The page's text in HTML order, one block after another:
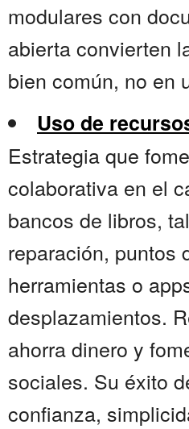
modulares con
abierta convierten
bien común, no en
Uso de
Estrategia que
colaborativa en el
bancos de libros,
reparación, puntos
herramientas o
desplazamientos.
ahorra dinero y
sociales. Su éxito
confianza,